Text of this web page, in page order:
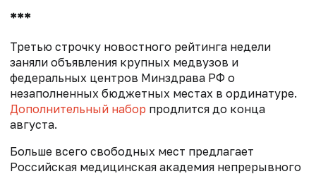
***
Третью строчку новостного рейтинга недели
заняли объявления крупных медвузов и
федеральных центров Минздрава РФ о
незаполненных бюджетных местах в ординатуре.
Дополнительный набор продлится до конца
августа.
Больше всего свободных мест предлагает
Российская медицинская академия непрерывного